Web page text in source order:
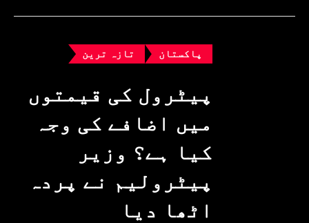
پاکستان تازہ ترین
پیٹرول کی قیمتوں
میں اضافے کی وجہ
کیا ہے؟ وزیرِ
پیٹرولیم نے پردہ
اٹھا دیا